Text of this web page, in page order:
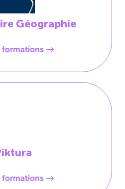
Géographie
formations
formations